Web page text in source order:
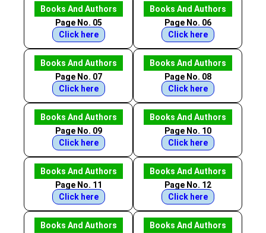
Books And Authors
Page No. 05
Click here
Books And Authors
Page No. 06
Click here
Books And Authors
Page No. 07
Click here
Books And Authors
Page No. 08
Click here
Books And Authors
Page No. 09
Click here
Books And Authors
Page No. 10
Click here
Books And Authors
Page No. 11
Click here
Books And Authors
Page No. 12
Click here
Books And Authors
Books And Authors